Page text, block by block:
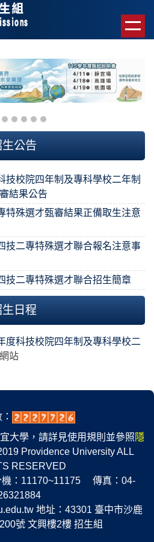
公告
技校院四年制及專科學校二年制
結果公告
特殊選才甄審結果正備取生注意
技二專特殊選才聯合報名注意事
技二專特殊選才聯合招生簡章
日程
度科技校院四年制及專科學校二
網站
大學，請詳見使用規則 並參照隱
Providence University ALL
RESERVED
機：11170~11175 傳真：04-
地址：43301 臺中市沙鹿
號 文興樓2樓 招生組